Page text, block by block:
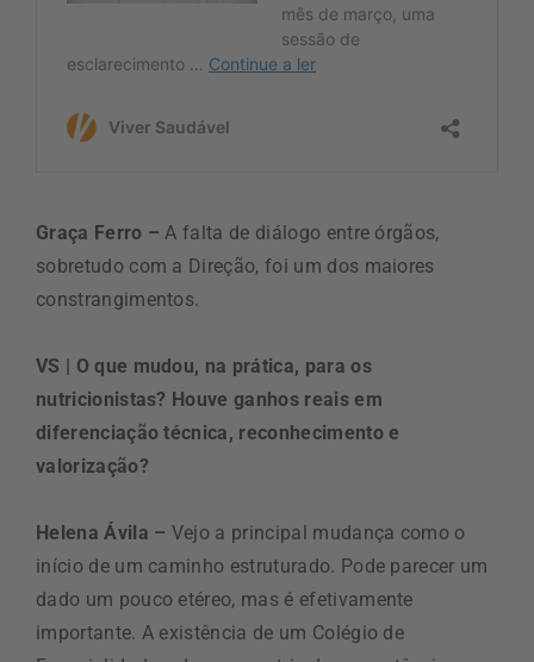
Graça Ferro – A falta de diálogo entre órgãos,
sobretudo com a Direção, foi um dos maiores
constrangimentos.
VS | O que mudou, na prática, para os
nutricionistas? Houve ganhos reais em
diferenciação técnica, reconhecimento e
valorização?
Helena Ávila – Vejo a principal mudança como o
início de um caminho estruturado. Pode parecer um
dado um pouco etéreo, mas é efetivamente
importante. A existência de um Colégio de